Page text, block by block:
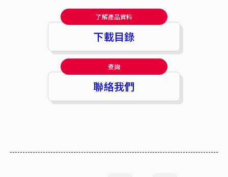
了解產品資料
下載目錄
查詢
聯絡我們